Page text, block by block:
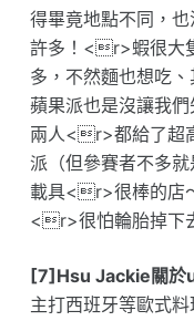
得畢竟地點不同，
許多！<r>蝦很大
多，不然麵也想吃
蘋果派也是沒讓我
兩人<r>都給了超
派（但參賽者不多
載具<r>很棒的店
<r>很怕輪胎掉下
[7]Hsu Jackie關於
主打西班牙等歐式